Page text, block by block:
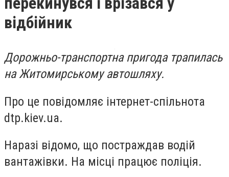
відбійник
Дорожньо-транспортна пригода трапилась
на Житомирському автошляху.
Про це повідомляє інтернет-спільнота
dtp.kiev.ua.
Наразі відомо, що постраждав водій
вантажівки. На місці працює поліція.